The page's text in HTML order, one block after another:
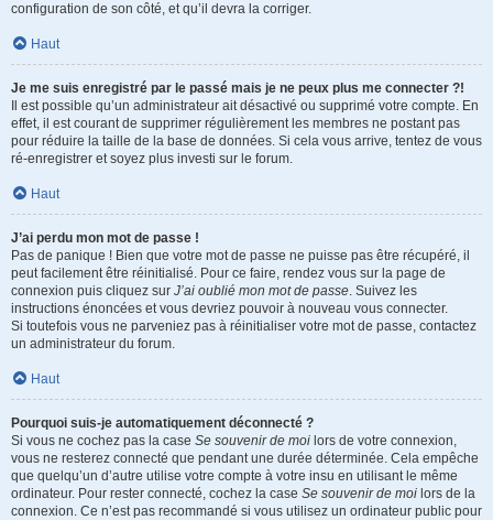
configuration de son côté, et qu’il devra la corriger.
Haut
Je me suis enregistré par le passé mais je ne peux plus me connecter ?!
Il est possible qu’un administrateur ait désactivé ou supprimé votre compte. En
effet, il est courant de supprimer régulièrement les membres ne postant pas
pour réduire la taille de la base de données. Si cela vous arrive, tentez de vous
ré-enregistrer et soyez plus investi sur le forum.
Haut
J’ai perdu mon mot de passe !
Pas de panique ! Bien que votre mot de passe ne puisse pas être récupéré, il
peut facilement être réinitialisé. Pour ce faire, rendez vous sur la page de
connexion puis cliquez sur J’ai oublié mon mot de passe. Suivez les
instructions énoncées et vous devriez pouvoir à nouveau vous connecter.
Si toutefois vous ne parveniez pas à réinitialiser votre mot de passe, contactez
un administrateur du forum.
Haut
Pourquoi suis-je automatiquement déconnecté ?
Si vous ne cochez pas la case Se souvenir de moi lors de votre connexion,
vous ne resterez connecté que pendant une durée déterminée. Cela empêche
que quelqu’un d’autre utilise votre compte à votre insu en utilisant le même
ordinateur. Pour rester connecté, cochez la case Se souvenir de moi lors de la
connexion. Ce n’est pas recommandé si vous utilisez un ordinateur public pour